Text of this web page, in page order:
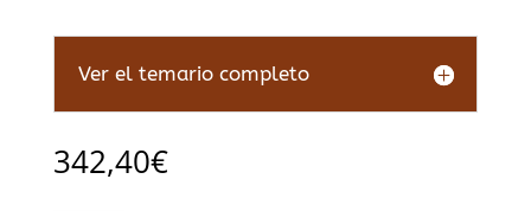
Ver el temario completo
342,40€